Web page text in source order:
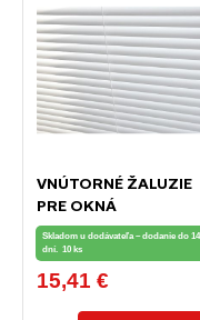
VNÚTORNÉ ŽALUZIE
PRE OKNÁ
Skladom u dodávateľa – dodanie do 14
dní. 10 ks
Cena
15,41 €